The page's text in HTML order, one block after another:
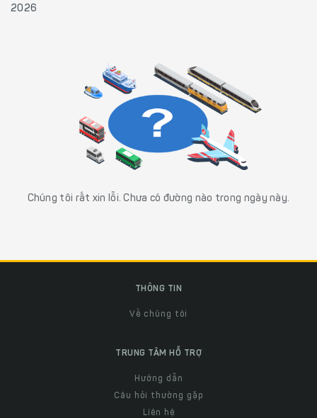
2026
Chúng tôi rất xin lỗi. Chưa có đường nào trong ngày này.
THÔNG TIN
Về chúng tôi
TRUNG TÂM HỖ TRỢ
Hướng dẫn
Câu hỏi thường gặp
Liên hệ